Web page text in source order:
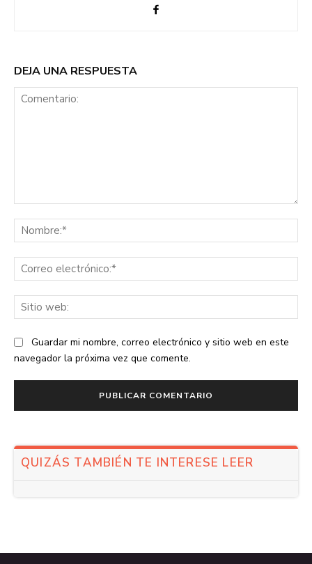
DEJA UNA RESPUESTA
Guardar mi nombre, correo electrónico y sitio web en este
navegador la próxima vez que comente.
QUIZÁS TAMBIÉN TE INTERESE LEER